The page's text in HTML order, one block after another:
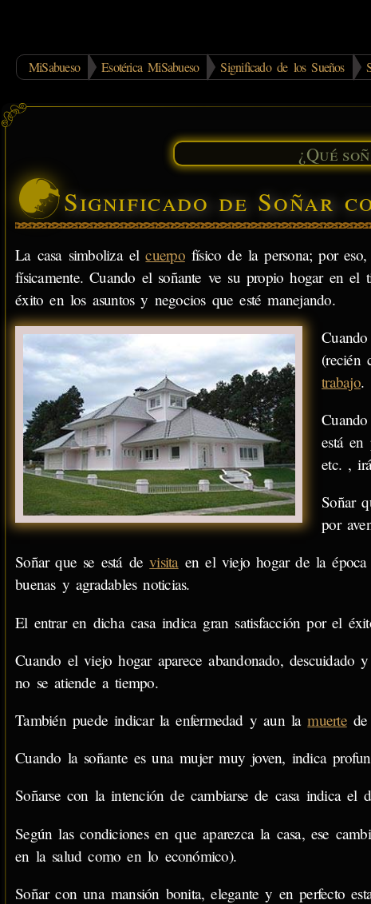
MiSabueso Esotérica MiSabueso Significado de los Sueños
Significado de Soñar
La casa simboliza elcuerpofísico de la persona; por eso,
físicamente. Cuando el soñante ve su propio hogar en
éxito en los asuntos y negocios que esté manejando.
(recién
trabajo.
está en
etc. ,
Soñar
por
Soñar que se está devisitaen el viejo hogar de la época
buenas y agradables noticias.
El entrar en dicha casa indica gran satisfacción por el
Cuando el viejo hogar aparece abandonado, descuidado
no se atiende a tiempo.
También puede indicar la enfermedad y aun lamuertede
Cuando la soñante es una mujer muy joven, indica
Soñarse con la intención de cambiarse de casa indica
Según las condiciones en que aparezca la casa, ese
en la salud como en lo económico).
Soñar con una mansión bonita, elegante y en perfecto